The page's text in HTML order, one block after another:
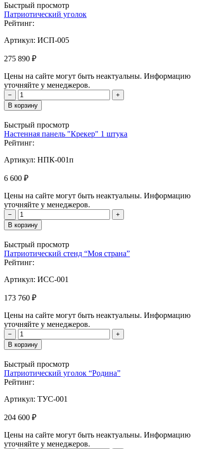
Быстрый просмотр
Патриотический уголок
Рейтинг:
Артикул: ИСП-005
275 890 ₽
Цены на сайте могут быть неактуальны. Информацию
уточняйте у менеджеров.
−
+
В корзину
Быстрый просмотр
Настенная панель "Крекер" 1 штука
Рейтинг:
Артикул: НПК-001п
6 600 ₽
Цены на сайте могут быть неактуальны. Информацию
уточняйте у менеджеров.
−
+
В корзину
Быстрый просмотр
Патриотический стенд “Моя страна”
Рейтинг:
Артикул: ИСС-001
173 760 ₽
Цены на сайте могут быть неактуальны. Информацию
уточняйте у менеджеров.
−
+
В корзину
Быстрый просмотр
Патриотический уголок “Родина”
Рейтинг:
Артикул: ТУС-001
204 600 ₽
Цены на сайте могут быть неактуальны. Информацию
уточняйте у менеджеров.